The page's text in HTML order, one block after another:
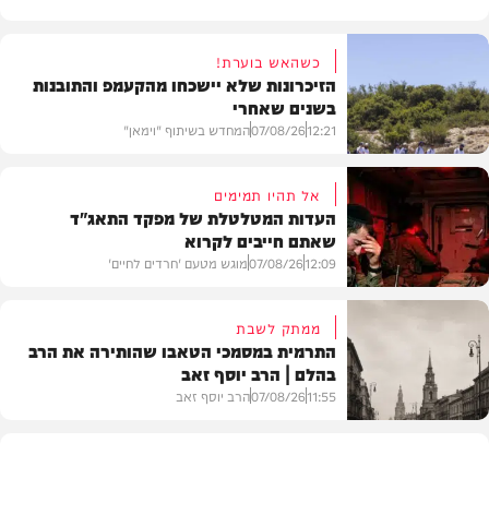
וידאו
כשהאש בוערת!
הזיכרונות שלא יישכחו מהקעמפ והתובנות
בשנים שאחרי
12:21
07/08/26המחדש בשיתוף "וימאן"
דעות
אל תהיו תמימים
העדות המטלטלת של מפקד התאג"ד
שאתם חייבים לקרוא
12:09
07/08/26מוגש מטעם 'חרדים לחיים'
ממתק לשבת
התרמית במסמכי הטאבו שהותירה את הרב
בהלם | הרב יוסף זאב
11:55
07/08/26הרב יוסף זאב